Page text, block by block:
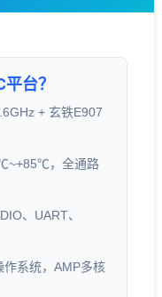
台？
+ 玄铁E907
，全通路
、UART、
系统，AMP多核